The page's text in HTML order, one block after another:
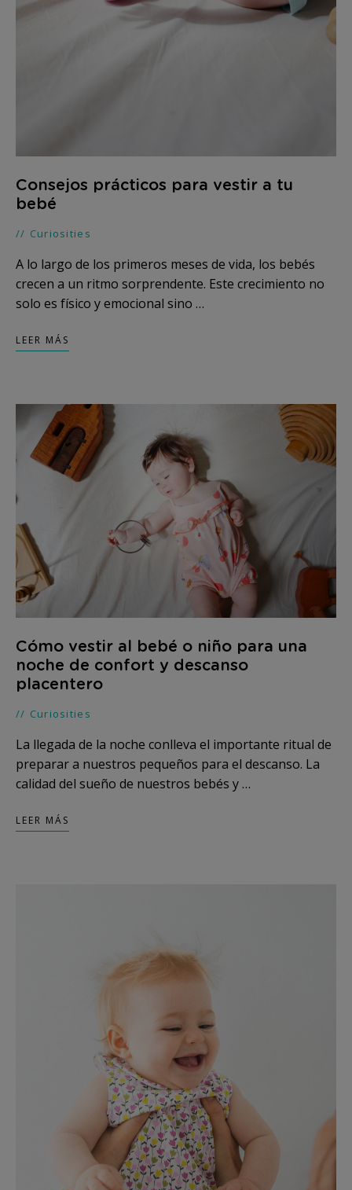
Consejos prácticos para vestir a tu
bebé
Curiosities
A lo largo de los primeros meses de vida, los bebés
crecen a un ritmo sorprendente. Este crecimiento no
solo es físico y emocional sino …
LEER MÁS
Cómo vestir al bebé o niño para una
noche de confort y descanso
placentero
Curiosities
La llegada de la noche conlleva el importante ritual de
preparar a nuestros pequeños para el descanso. La
calidad del sueño de nuestros bebés y …
LEER MÁS